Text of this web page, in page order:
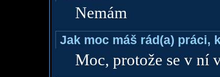
Nemám
Jak moc máš rád(a) práci,
Moc, protože se v ní